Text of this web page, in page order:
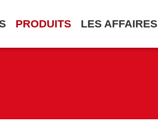
PRODUITS LES AFFAIRES